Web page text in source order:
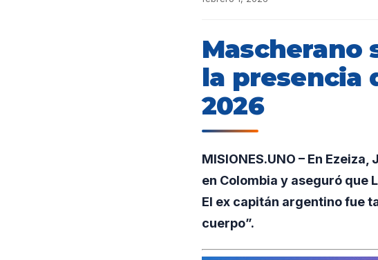
Mascherano
la presencia
2026
MISIONES.UNO – En
en Colombia y aseguró que
El ex capitán argentino fue
cuerpo”.